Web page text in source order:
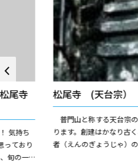
尾寺
気持ち
っており
旬の一
松尾寺 (天台宗）
普門山と称する天台宗
ります。創建はかなり古
者（えんのぎょうじゃ）